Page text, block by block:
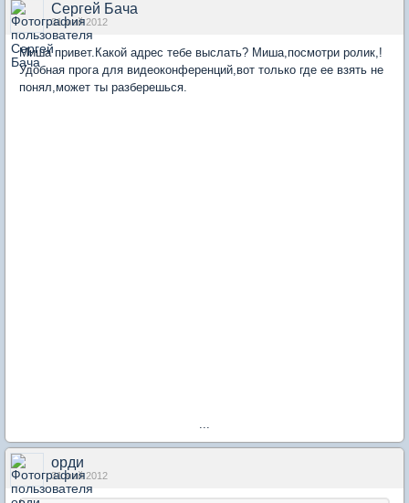
Сергей Бача
31 май 2012
Миша привет.Какой адрес тебе выслать? Миша,посмотри ролик,!
Удобная прога для видеоконференций,вот только где ее взять не
понял,может ты разберешься.
...
орди
31 май 2012